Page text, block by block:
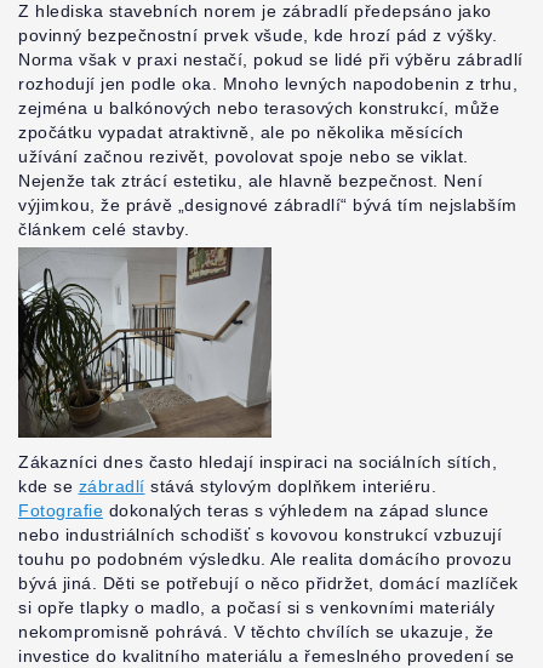
Z hlediska stavebních norem je zábradlí předepsáno jako
povinný bezpečnostní prvek všude, kde hrozí pád z výšky.
Norma však v praxi nestačí, pokud se lidé při výběru zábradlí
rozhodují jen podle oka. Mnoho levných napodobenin z trhu,
zejména u balkónových nebo terasových konstrukcí, může
zpočátku vypadat atraktivně, ale po několika měsících
užívání začnou rezivět, povolovat spoje nebo se viklat.
Nejenže tak ztrácí estetiku, ale hlavně bezpečnost. Není
výjimkou, že právě „designové zábradlí“ bývá tím nejslabším
článkem celé stavby.
Zákazníci dnes často hledají inspiraci na sociálních sítích,
kde se zábradlí stává stylovým doplňkem interiéru.
Fotografie dokonalých teras s výhledem na západ slunce
nebo industriálních schodišť s kovovou konstrukcí vzbuzují
touhu po podobném výsledku. Ale realita domácího provozu
bývá jiná. Děti se potřebují o něco přidržet, domácí mazlíček
si opře tlapky o madlo, a počasí si s venkovními materiály
nekompromisně pohrává. V těchto chvílích se ukazuje, že
investice do kvalitního materiálu a řemeslného provedení se